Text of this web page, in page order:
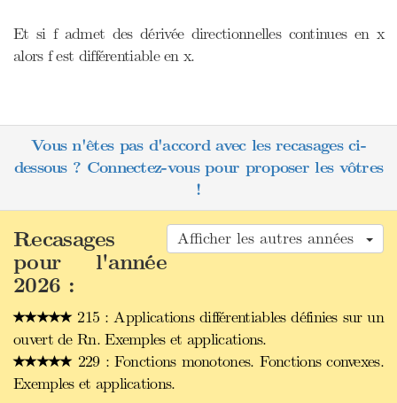
Et si f admet des dérivée directionnelles continues en x
alors f est différentiable en x.
Vous n'êtes pas d'accord avec les recasages ci-
dessous ? Connectez-vous pour proposer les vôtres
!
Afficher les autres années
Recasages
pour l'année
2026 :
215 : Applications différentiables définies sur un
ouvert de Rn. Exemples et applications.
229 : Fonctions monotones. Fonctions convexes.
Exemples et applications.